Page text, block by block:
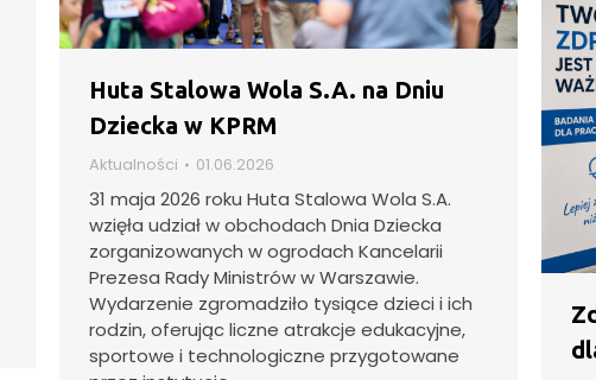
Huta Stalowa Wola S.A. na Dniu
Dziecka w KPRM
Aktualności 01.06.2026
31 maja 2026 roku Huta Stalowa Wola S.A.
wzięła udział w obchodach Dnia Dziecka
zorganizowanych w ogrodach Kancelarii
Prezesa Rady Ministrów w Warszawie.
Wydarzenie zgromadziło tysiące dzieci i ich
rodzin, oferując liczne atrakcje edukacyjne,
sportowe i technologiczne przygotowane